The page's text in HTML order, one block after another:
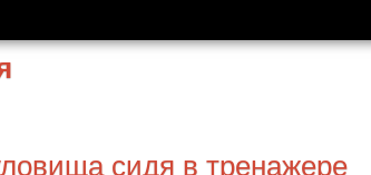
сидя в тренажере